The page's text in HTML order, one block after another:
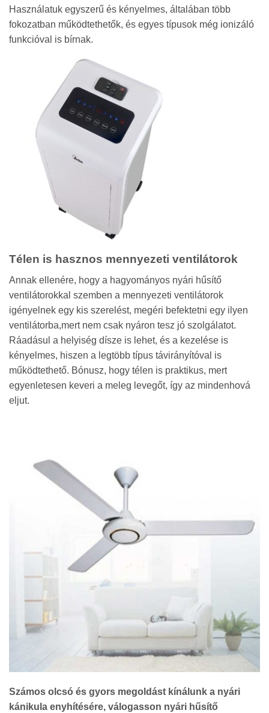
Használatuk egyszerű és kényelmes, általában több
fokozatban működtethetők, és egyes típusok még ionizáló
funkcióval is bírnak.
Télen is hasznos mennyezeti ventilátorok
Annak ellenére, hogy a hagyományos nyári hűsítő
ventilátorokkal szemben a mennyezeti ventilátorok
igényelnek egy kis szerelést, megéri befektetni egy ilyen
ventilátorba,mert nem csak nyáron tesz jó szolgálatot.
Ráadásul a helyiség dísze is lehet, és a kezelése is
kényelmes, hiszen a legtöbb típus távirányítóval is
működtethető. Bónusz, hogy télen is praktikus, mert
egyenletesen keveri a meleg levegőt, így az mindenhová
eljut.
Számos olcsó és gyors megoldást kínálunk a nyári
kánikula enyhítésére, válogasson nyári hűsítő